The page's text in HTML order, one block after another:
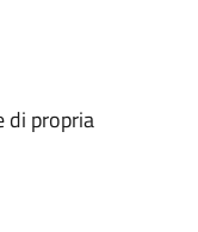
di propria